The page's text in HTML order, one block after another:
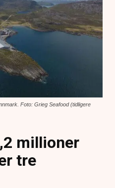
Foto: Grieg Seafood (tidligere
millioner
tre